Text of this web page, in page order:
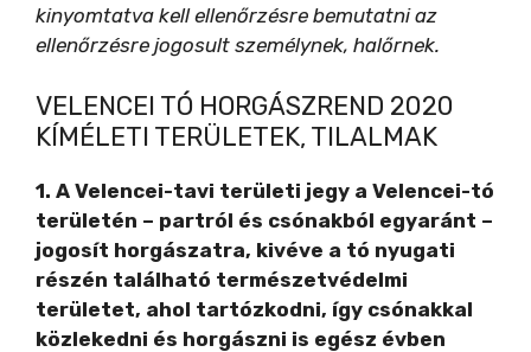
kinyomtatva kell ellenőrzésre bemutatni az
ellenőrzésre jogosult személynek, halőrnek.
VELENCEI TÓ HORGÁSZREND 2020
KÍMÉLETI TERÜLETEK, TILALMAK
1. A Velencei-tavi területi jegy a Velencei-tó
területén – partról és csónakból egyaránt –
jogosít horgászatra, kivéve a tó nyugati
részén található természetvédelmi
területet, ahol tartózkodni, így csónakkal
közlekedni és horgászni is egész évben